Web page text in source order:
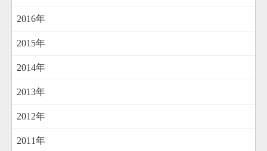
2016年
2015年
2014年
2013年
2012年
2011年